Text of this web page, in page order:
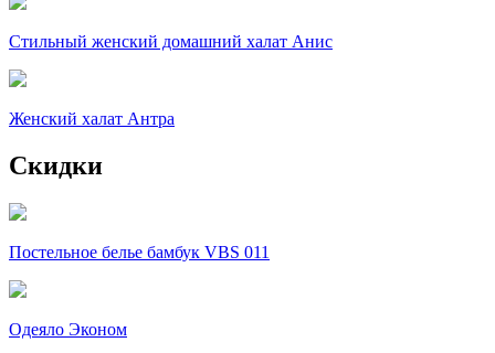
Стильный женский домашний халат Анис
Женский халат Антра
Скидки
Постельное белье бамбук VBS 011
Одеяло Эконом